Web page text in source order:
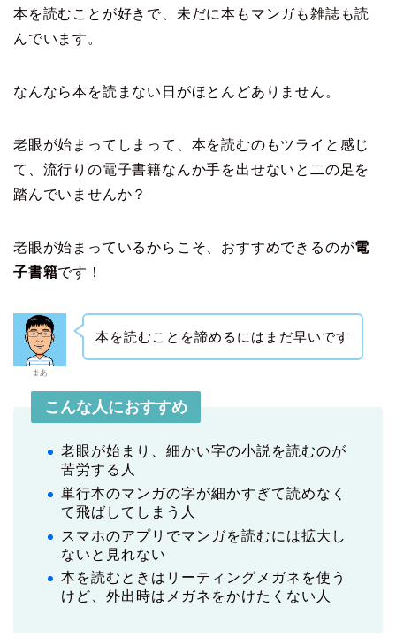
本を読むことが好きで、未だに本もマンガも雑誌も読
んでいます。
なんなら本を読まない日がほとんどありません。
老眼が始まってしまって、本を読むのもツライと感じ
て、流行りの電子書籍なんか手を出せないと二の足を
踏んでいませんか？
老眼が始まっているからこそ、おすすめできるのが電
子書籍です！
まあ
本を読むことを諦めるにはまだ早いです
こんな人におすすめ
老眼が始まり、細かい字の小説を読むのが
苦労する人
単行本のマンガの字が細かすぎて読めなく
て飛ばしてしまう人
スマホのアプリでマンガを読むには拡大し
ないと見れない
本を読むときはリーティングメガネを使う
けど、外出時はメガネをかけたくない人